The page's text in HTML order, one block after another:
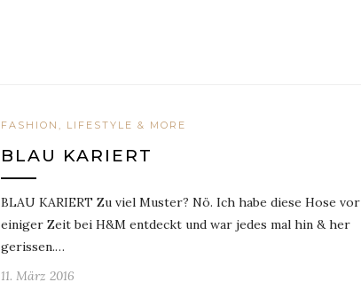
FASHION, LIFESTYLE & MORE
BLAU KARIERT
BLAU KARIERT Zu viel Muster? Nö. Ich habe diese Hose vor
einiger Zeit bei H&M entdeckt und war jedes mal hin & her
gerissen.…
11. März 2016